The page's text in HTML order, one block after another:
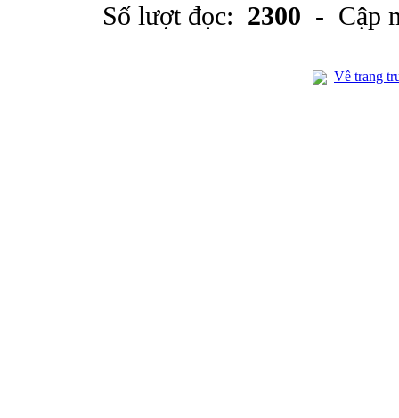
Số lượt đọc: 2300 - Cập
Về trang